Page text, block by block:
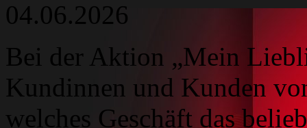
04.06.2026
Bei der Aktion „Mein
Kundinnen und Kunden
welches Geschäft das